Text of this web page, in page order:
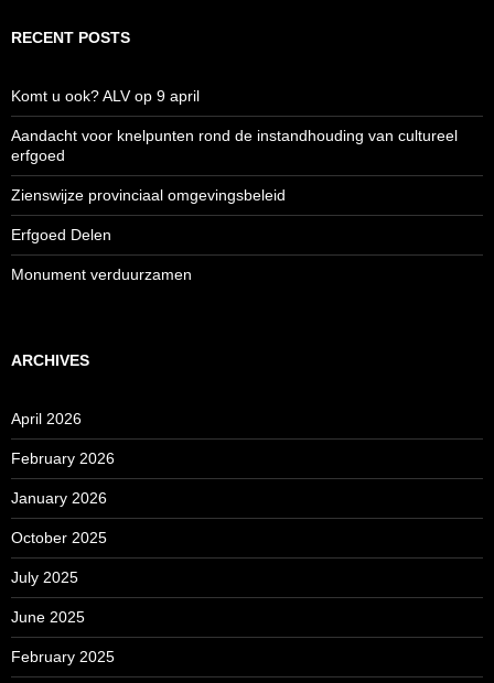
RECENT POSTS
Komt u ook? ALV op 9 april
Aandacht voor knelpunten rond de instandhouding van cultureel
erfgoed
Zienswijze provinciaal omgevingsbeleid
Erfgoed Delen
Monument verduurzamen
ARCHIVES
April 2026
February 2026
January 2026
October 2025
July 2025
June 2025
February 2025